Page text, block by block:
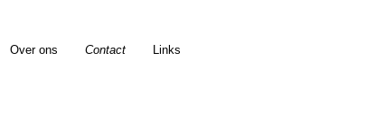
Over ons Contact Links